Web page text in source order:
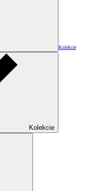
Kolekcie
Kolekcie